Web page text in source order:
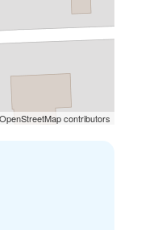
contributors